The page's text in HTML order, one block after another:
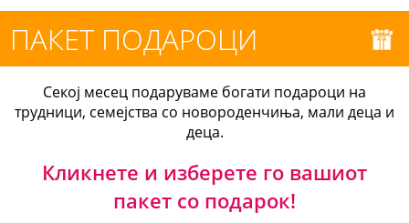
ПАКЕТ ПОДАРОЦИ
Секој месец подаруваме богати подароци на
трудници, семејства со новороденчиња, мали деца и
деца.
Кликнете и изберете го вашиот
пакет со подарок!